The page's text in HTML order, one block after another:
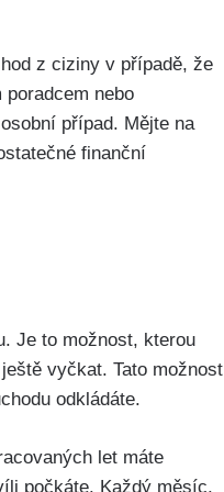
z ciziny v případě, že
nebo
případ. Mějte na
finanční
Je to možnost, kterou
vyčkat. Tato možnost
odkládáte.
let máte
počkáte. Každý měsíc,